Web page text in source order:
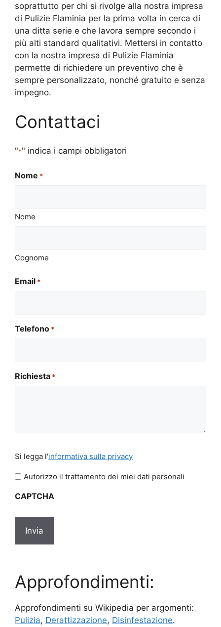
soprattutto per chi si rivolge alla nostra impresa
di Pulizie Flaminia per la prima volta in cerca di
una ditta serie e che lavora sempre secondo i
più alti standard qualitativi. Mettersi in contatto
con la nostra impresa di Pulizie Flaminia
permette di richiedere un preventivo che è
sempre personalizzato, nonché gratuito e senza
impegno.
Contattaci
"*" indica i campi obbligatori
Nome *
Nome
Cognome
Email *
Telefono *
Richiesta *
legga
l'informativa
privacy
Si legga l'informativa sulla privacy
Autorizzo il trattamento dei miei dati personali
CAPTCHA
Approfondimenti:
Approfondimenti su Wikipedia per argomenti:
Pulizia, Derattizzazione, Disinfestazione.